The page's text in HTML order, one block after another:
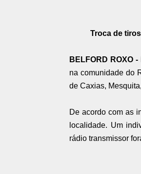
Troca de
BELFORD ROXO -
na comunidade do
de Caxias,
De acordo com as
localidade. Um
rádio transmissor